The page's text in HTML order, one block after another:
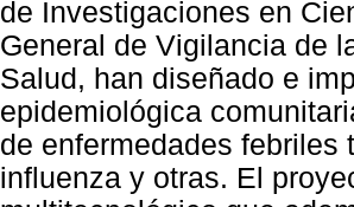
de Investigaciones en
General de Vigilancia de
Salud, han diseñado e
epidemiológica
de enfermedades febriles
influenza y otras. El